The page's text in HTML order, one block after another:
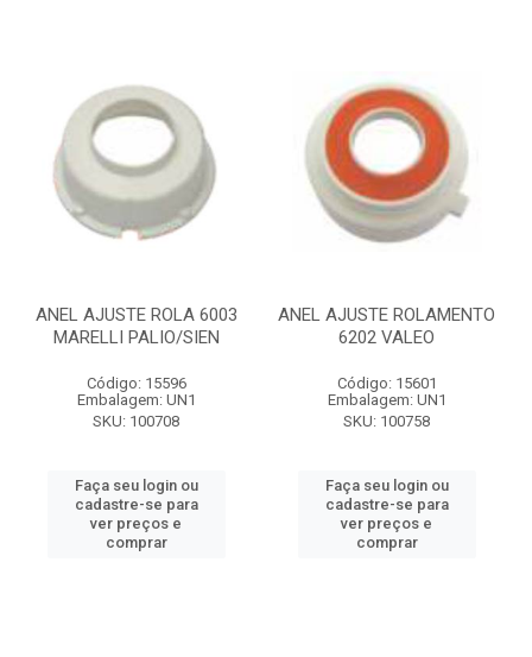
ANEL AJUSTE ROLA 6003
MARELLI PALIO/SIEN
Código: 15596
Embalagem: UN1
SKU: 100708
Faça seu login ou
cadastre-se para
ver preços e
comprar
ANEL AJUSTE ROLAMENTO
6202 VALEO
Código: 15601
Embalagem: UN1
SKU: 100758
Faça seu login ou
cadastre-se para
ver preços e
comprar